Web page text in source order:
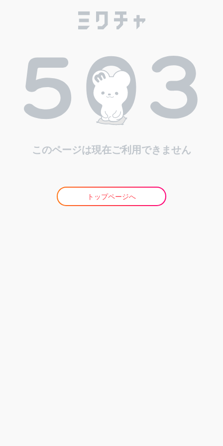
このページは現在ご利用できません